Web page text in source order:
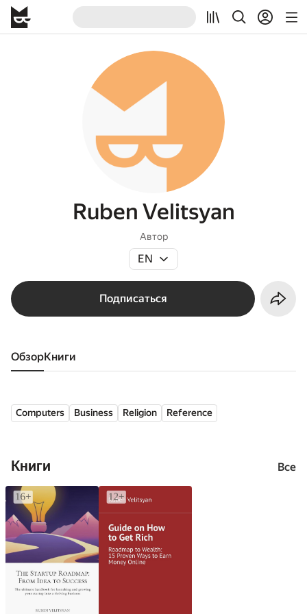
Ruben Velitsyan
Автор
EN
Подписаться
Обзор книги
Computers Business Religion Reference
Книги Все